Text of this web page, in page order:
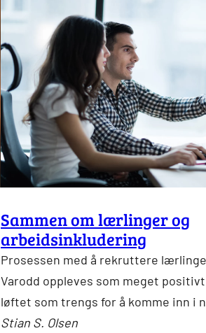
Sammen om lærlinger og
arbeidsinkludering
Prosessen med å rekruttere
Varodd oppleves som meget
løftet som trengs for å komme inn i
Stian S. Olsen